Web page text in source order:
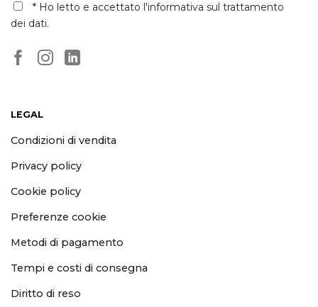
* Ho letto e accettato l'informativa sul trattamento
dei dati.
LEGAL
Condizioni di vendita
Privacy policy
Cookie policy
Preferenze cookie
Metodi di pagamento
Tempi e costi di consegna
Diritto di reso